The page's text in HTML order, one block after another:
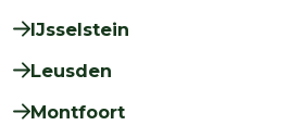
IJsselstein
Leusden
Montfoort